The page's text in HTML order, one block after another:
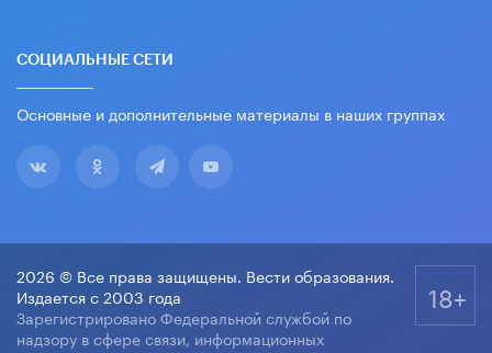
СОЦИАЛЬНЫЕ СЕТИ
Основные и дополнительные материалы в наших группах
2026 © Все права защищены. Вести образования.
Издается с 2003 года
Зарегистрировано Федеральной службой по
надзору в сфере связи, информационных
18+